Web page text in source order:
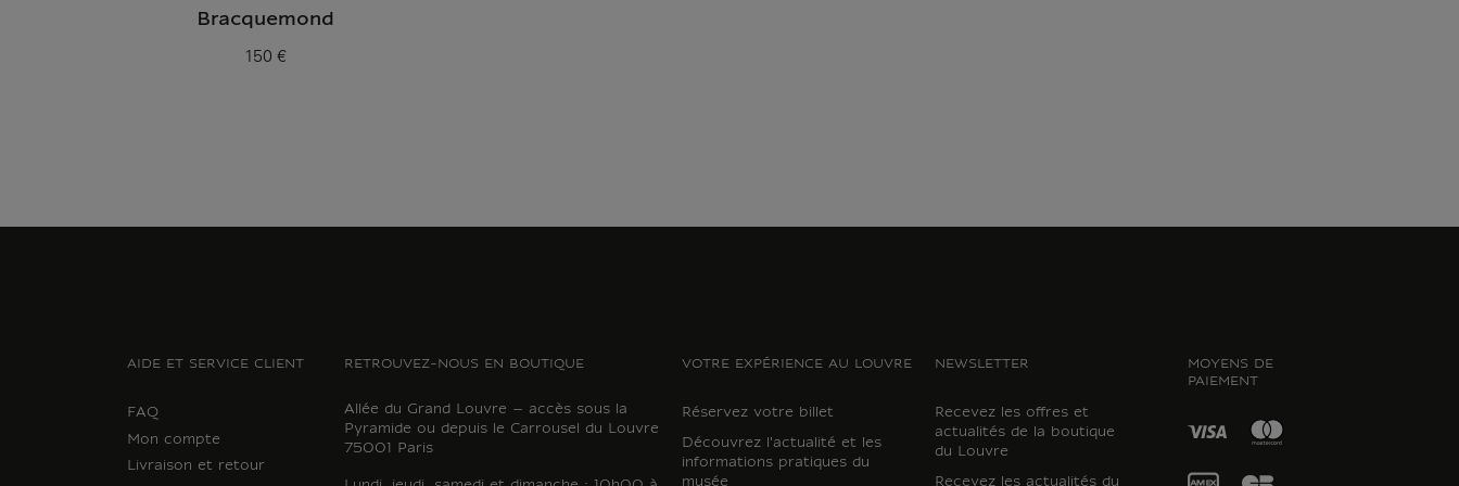
Bracquemond
Prix ​​actuel
150 €
AIDE ET SERVICE CLIENT
FAQ
Mon compte
Livraison et retour
RETROUVEZ-NOUS EN BOUTIQUE
Allée du Grand Louvre – accès sous la
Pyramide ou depuis le Carrousel du Louvre
75001 Paris
VOTRE EXPÉRIENCE AU LOUVRE
Réservez votre billet
Découvrez l'actualité et les
informations pratiques du
musée
NEWSLETTER
Recevez les offres et
actualités de la boutique
du Louvre
Recevez les actualités du
MOYENS DE
PAIEMENT